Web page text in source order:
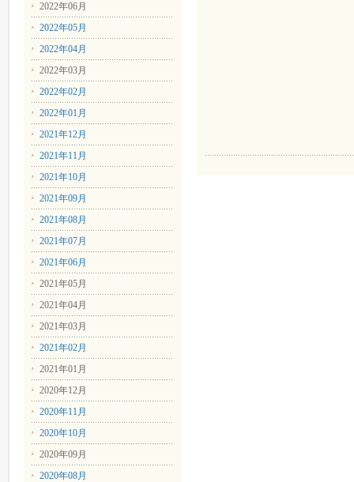
2022年06月
2022年05月
2022年04月
2022年03月
2022年02月
2022年01月
2021年12月
2021年11月
2021年10月
2021年09月
2021年08月
2021年07月
2021年06月
2021年05月
2021年04月
2021年03月
2021年02月
2021年01月
2020年12月
2020年11月
2020年10月
2020年09月
2020年08月